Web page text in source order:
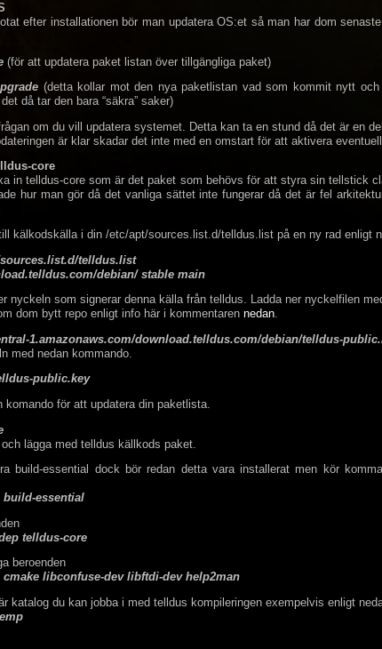
efter installationen bör man updatera OS:et så man har dom
(för att updatera paket listan över tillgängliga paket)
(detta kollar mot den nya paketlistan vad som kommit nytt
då tar den bara “säkra” saker)
om du vill updatera systemet. Detta kan ta en stund då det är en
är klar skadar det inte med en omstart för att aktivera
core
in telldus-core som är det paket som behövs för att styra sin tellstick
hur man gör då det vanliga sättet inte fungerar då det är fel
kälkodskälla i din /etc/apt/sources.list.d/telldus.list på en ny rad enligt
telldus.list
debian/ stable main
nyckeln som signerar denna källa från telldus. Ladda ner nyckelfilen
dom bytt repo enligt info här i kommentaren nedan.
1.amazonaws.com/download.telldus.com/debian/telldus-
med nedan kommando.
public.key
komando för att updatera din paketlista.
lägga med telldus källkods paket.
build-essential dock bör redan detta vara installerat men kör
build-essential
telldus-core
beroenden
libconfuse-dev libftdi-dev help2man
katalog du kan jobba i med telldus kompileringen exempelvis enligt